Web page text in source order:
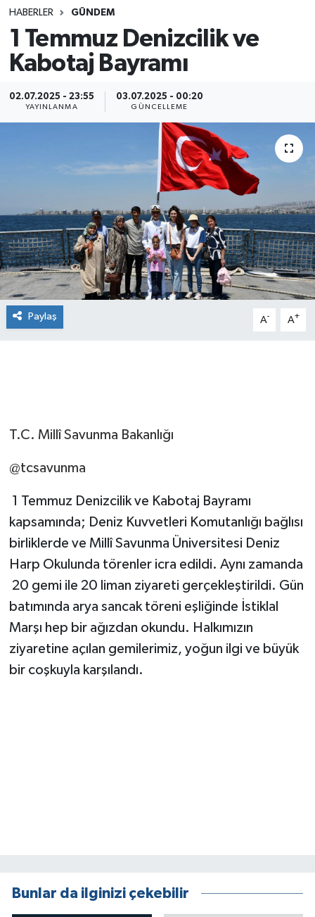
HABERLER GÜNDEM
1 Temmuz Denizcilik ve
Kabotaj Bayramı
02.07.2025 - 23:55
YAYINLANMA
03.07.2025 - 00:20
GÜNCELLEME
Paylaş A- A+
T.C. Millî Savunma Bakanlığı
@tcsavunma
1 Temmuz Denizcilik ve Kabotaj Bayramı
kapsamında; Deniz Kuvvetleri Komutanlığı bağlısı
birliklerde ve Millî Savunma Üniversitesi Deniz
Harp Okulunda törenler icra edildi. Aynı zamanda
20 gemi ile 20 liman ziyareti gerçekleştirildi. Gün
batımında arya sancak töreni eşliğinde İstiklal
Marşı hep bir ağızdan okundu. Halkımızın
ziyaretine açılan gemilerimiz, yoğun ilgi ve büyük
bir coşkuyla karşılandı.
Bunlar da ilginizi çekebilir
YARIŞMA/ETKİNLİKLER
ANKET
MEVZUAT/KARARLAR